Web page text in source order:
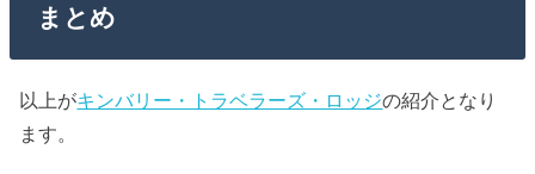
まとめ
以上がキンバリー・トラベラーズ・ロッジの紹介となり
ます。